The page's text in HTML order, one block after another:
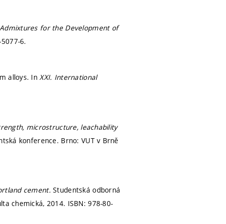
for the Development of
6.
alloys. InXXI. International
microstructure, leachability
konference. Brno: VUT v Brně
cement.Studentská odborná
chemická, 2014. ISBN: 978-80-